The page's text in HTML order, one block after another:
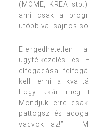
(MOME, KREA
ami csak a
utóbbival sajnos
ügyfélkezelés és
elfogadása,
kell lenni a
hogy akár meg
Mondjuk erre
pattogsz és
vagyok az!” –